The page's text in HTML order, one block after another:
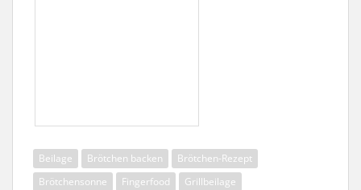
Beilage Brötchen backen
Brötchen-Rezept
Brötchensonne
Fingerfood
Grillbeilage